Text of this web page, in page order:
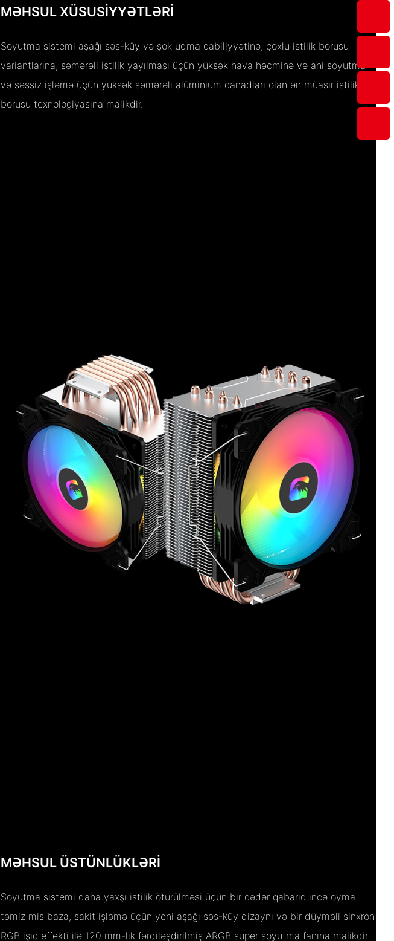
MƏHSUL XÜSUSIYYƏTLƏRI
Soyutma sistemi aşağı səs-küy və şok udma qabiliyyətinə, çoxlu istilik borusu
variantlarına, səmərəli istilik yayılması üçün yüksək hava həcminə və ani soyutma
və səssiz işləmə üçün yüksək səmərəli alüminium qanadları olan ən müasir istilik
borusu texnologiyasına malikdir.
MƏHSUL ÜSTÜNLÜKLƏRI
Soyutma sistemi daha yaxşı istilik ötürülməsi üçün bir qədər qabarıq incə oyma
təmiz mis baza, sakit işləmə üçün yeni aşağı səs-küy dizaynı və bir düyməli sinxron
RGB işıq effekti ilə 120 mm-lik fərdiləşdirilmiş ARGB super soyutma fanına malikdir.